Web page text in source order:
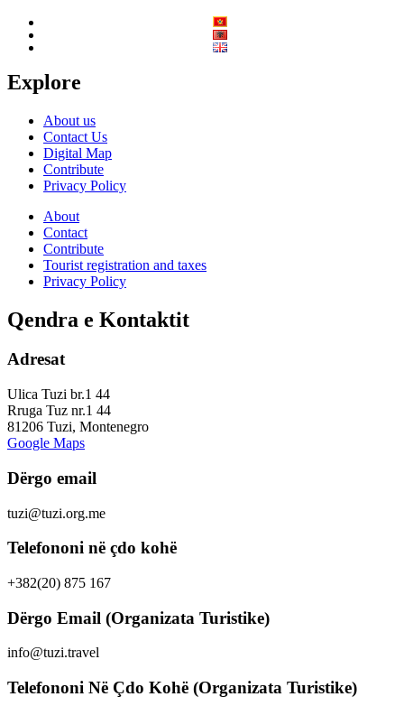
Explore
About us
Contact Us
Digital Map
Contribute
Privacy Policy
About
Contact
Contribute
Tourist registration and taxes
Privacy Policy
Qendra e Kontaktit
Adresat
Ulica Tuzi br.1 44
Rruga Tuz nr.1 44
81206 Tuzi, Montenegro
Google Maps
Dërgo email
tuzi@tuzi.org.me
Telefononi në çdo kohë
+382(20) 875 167
Dërgo Email (Organizata Turistike)
info@tuzi.travel
Telefononi Në Çdo Kohë (Organizata Turistike)